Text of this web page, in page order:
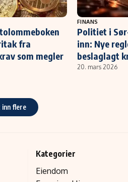
fra
som megler
FINANS
Politiet i
inn: Nye
beslaglagt
20. mars 2026
inn flere
Kategorier
Eiendom